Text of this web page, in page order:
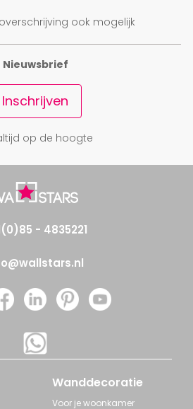
ook mogelijk
Nieuwsbrief
Inschrijven
op de hoogte
- 4835221
Wanddecoratie
Voor je woonkamer